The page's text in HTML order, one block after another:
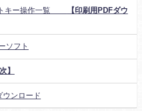
トキー操作一覧
【印刷用PDFダウ
ソフト
】
ンロード